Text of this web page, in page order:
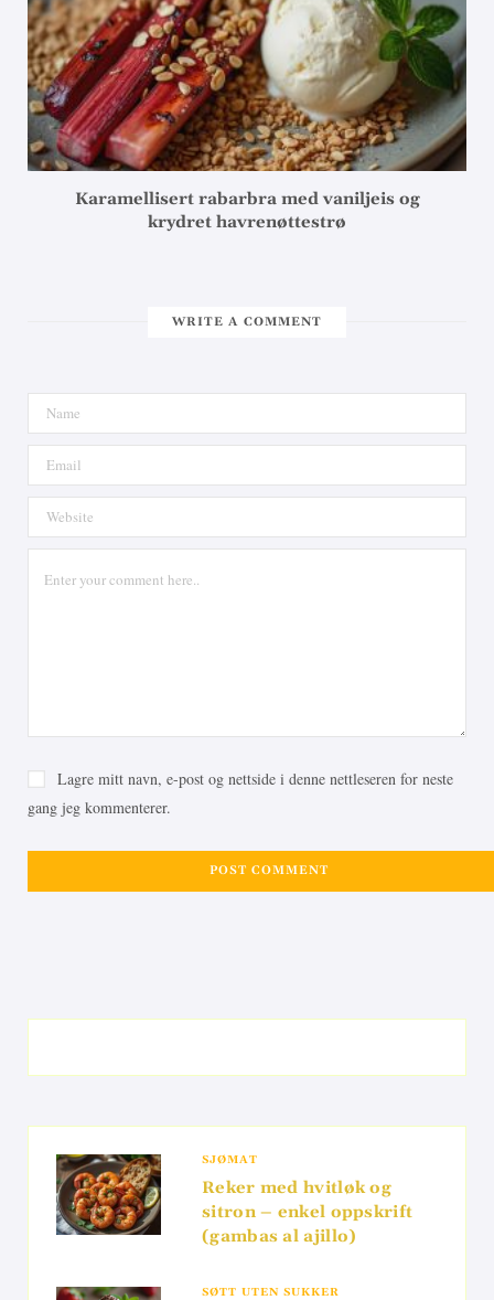
Karamellisert rabarbra med vaniljeis og
krydret havrenøttestrø
WRITE A COMMENT
Lagre mitt navn, e-post og nettside i denne nettleseren for neste
gang jeg kommenterer.
SJØMAT
Reker med hvitløk og
sitron – enkel oppskrift
(gambas al ajillo)
SØTT UTEN SUKKER